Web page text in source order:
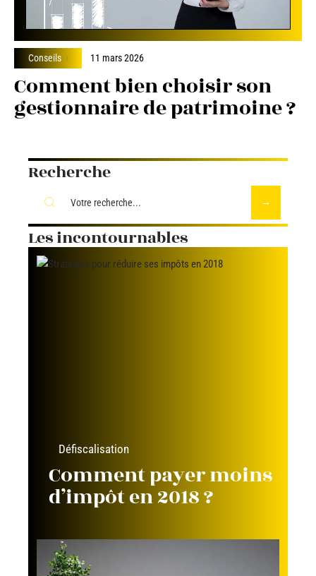
Conseils 11 mars 2026
Comment bien choisir son
gestionnaire de patrimoine ?
Recherche
Les incontournables
Défiscalisation
Comment payer moins
d’impôt en 2018 ?